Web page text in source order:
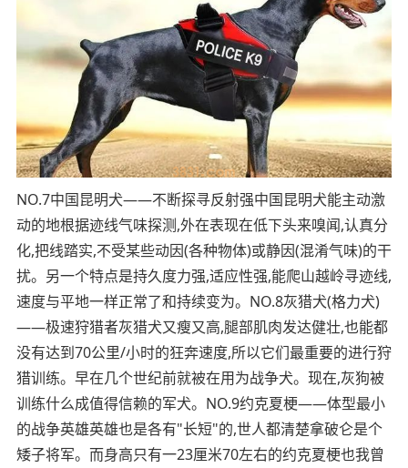
NO.7中国昆明犬——不断探寻反射强中国昆明犬能主动激
动的地根据迹线气味探测,外在表现在低下头来嗅闻,认真分
化,把线踏实,不受某些动因(各种物体)或静因(混淆气味)的干
扰。另一个特点是持久度力强,适应性强,能爬山越岭寻迹线,
速度与平地一样正常了和持续变为。NO.8灰猎犬(格力犬)
——极速狩猎者灰猎犬又瘦又高,腿部肌肉发达健壮,也能都
没有达到70公里/小时的狂奔速度,所以它们最重要的进行狩
猎训练。早在几个世纪前就被在用为战争犬。现在,灰狗被
训练什么成值得信赖的军犬。NO.9约克夏梗——体型最小
的战争英雄英雄也是各有"长短"的,世人都清楚拿破仑是个
矮子将军。而身高只有一23厘米70左右的约克夏梗也我曾